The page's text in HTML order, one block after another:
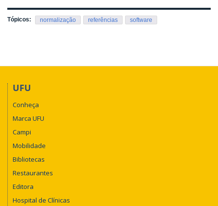
Tópicos: normalização referências software
UFU
Conheça
Marca UFU
Campi
Mobilidade
Bibliotecas
Restaurantes
Editora
Hospital de Clínicas